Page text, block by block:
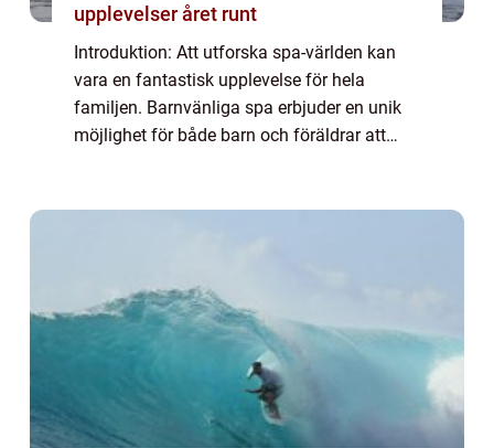
upplevelser året runt
Introduktion: Att utforska spa-världen kan
vara en fantastisk upplevelse för hela
familjen. Barnvänliga spa erbjuder en unik
möjlighet för både barn och föräldrar att